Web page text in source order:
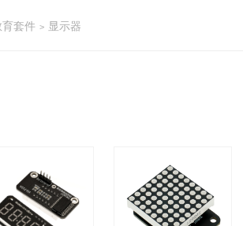
套件 > 显示器